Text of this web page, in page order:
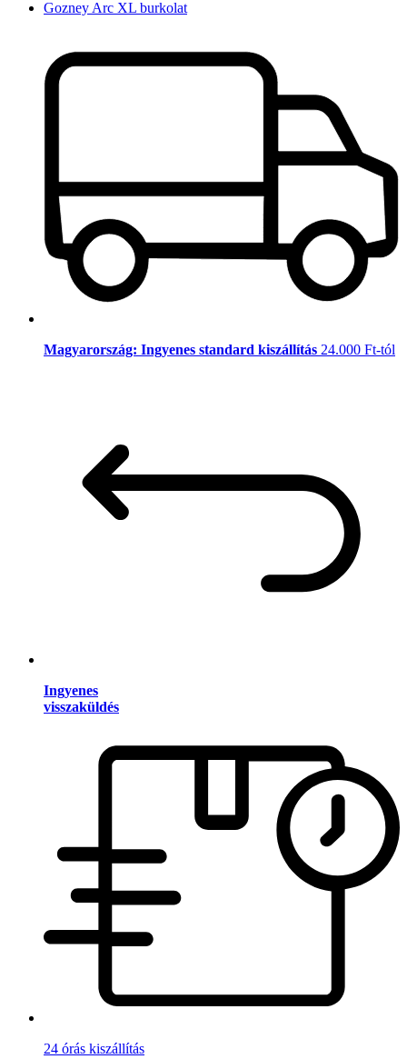
Gozney Arc XL burkolat
Magyarország: Ingyenes standard kiszállítás 24.000 Ft-tól
Ingyenes
visszaküldés
24 órás kiszállítás